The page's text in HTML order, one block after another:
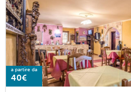
a partire da
40€